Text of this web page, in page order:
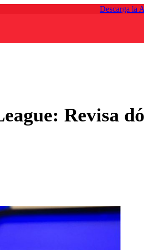
Descarga la
Revisa